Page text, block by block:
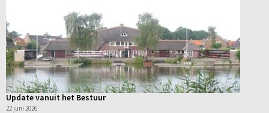
Update vanuit het Bestuur
22 juni 2026